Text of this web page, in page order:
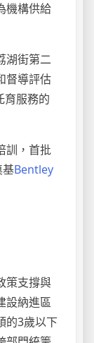
機構供給
湖街第二
督導評估
育服務的
訓，首批
基Bentley
策支撐與
設納進區
的3歲以下